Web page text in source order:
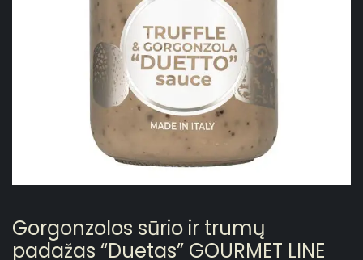
Gorgonzolos sūrio ir trumų
padažas “Duetas” GOURMET LINE